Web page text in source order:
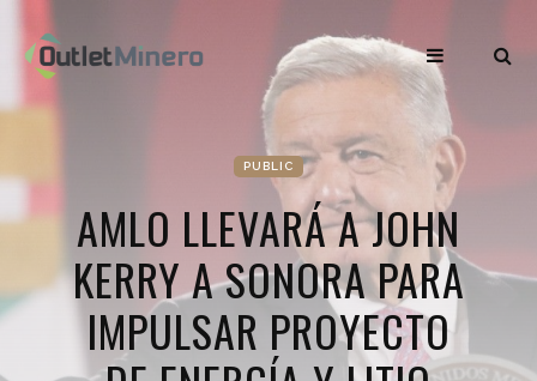
PUBLIC
AMLO LLEVARÁ A JOHN
KERRY A SONORA PARA
IMPULSAR PROYECTO